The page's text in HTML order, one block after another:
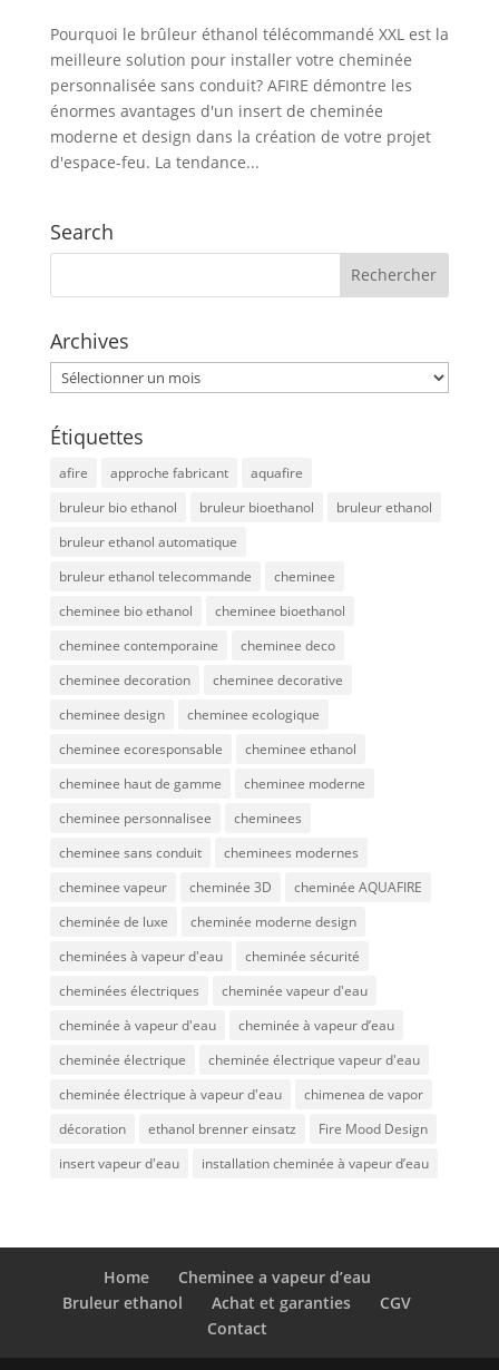
Pourquoi le brûleur éthanol télécommandé XXL est la
meilleure solution pour installer votre cheminée
personnalisée sans conduit? AFIRE démontre les
énormes avantages d'un insert de cheminée
moderne et design dans la création de votre projet
d'espace-feu. La tendance...
Search
Archives
Archives
Étiquettes
afire approche fabricant
aquafire
bruleur bio ethanol
bruleur bioethanol
bruleur ethanol
bruleur ethanol automatique
bruleur ethanol telecommande
cheminee
cheminee bio ethanol
cheminee bioethanol
cheminee contemporaine
cheminee deco
cheminee decoration
cheminee decorative
cheminee design
cheminee ecologique
cheminee ecoresponsable
cheminee ethanol
cheminee haut de gamme
cheminee moderne
cheminee personnalisee
cheminees
cheminee sans conduit
cheminees modernes
cheminee vapeur
cheminée 3D
cheminée AQUAFIRE
cheminée de luxe
cheminée moderne design
cheminées à vapeur d'eau
cheminée sécurité
cheminées électriques
cheminée vapeur d'eau
cheminée à vapeur d'eau
cheminée à vapeur d’eau
cheminée électrique
cheminée électrique vapeur d'eau
cheminée électrique à vapeur d'eau
chimenea de vapor
décoration
ethanol brenner einsatz
Fire Mood Design
insert vapeur d'eau
installation cheminée à vapeur d’eau
Home
Cheminee a vapeur d’eau
Bruleur ethanol
Achat et garanties
CGV
Contact